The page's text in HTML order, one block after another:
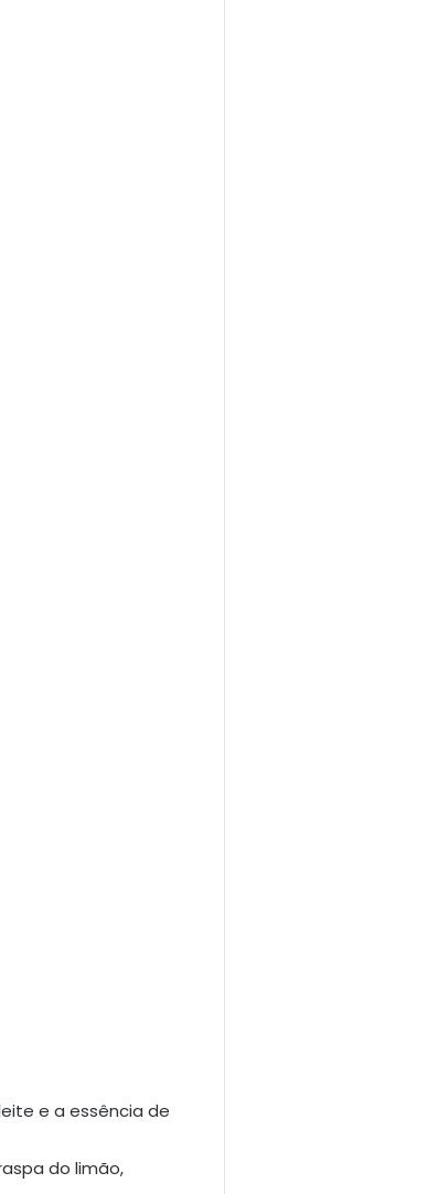
e a essência de
do limão,